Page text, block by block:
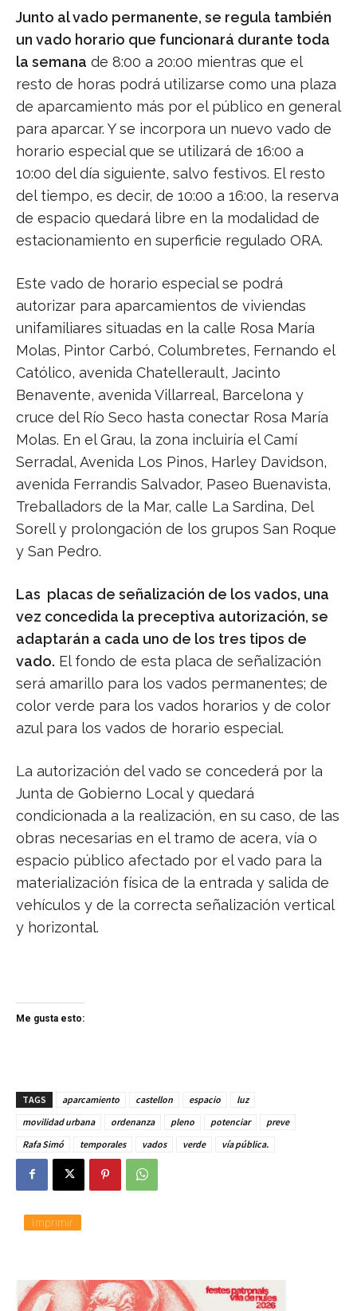
Junto al vado permanente, se regula también
un vado horario que funcionará durante toda
la semana de 8:00 a 20:00 mientras que el
resto de horas podrá utilizarse como una plaza
de aparcamiento más por el público en general
para aparcar. Y se incorpora un nuevo vado de
horario especial que se utilizará de 16:00 a
10:00 del día siguiente, salvo festivos. El resto
del tiempo, es decir, de 10:00 a 16:00, la reserva
de espacio quedará libre en la modalidad de
estacionamiento en superficie regulado ORA.
Este vado de horario especial se podrá
autorizar para aparcamientos de viviendas
unifamiliares situadas en la calle Rosa María
Molas, Pintor Carbó, Columbretes, Fernando el
Católico, avenida Chatellerault, Jacinto
Benavente, avenida Villarreal, Barcelona y
cruce del Río Seco hasta conectar Rosa María
Molas. En el Grau, la zona incluiría el Camí
Serradal, Avenida Los Pinos, Harley Davidson,
avenida Ferrandis Salvador, Paseo Buenavista,
Treballadors de la Mar, calle La Sardina, Del
Sorell y prolongación de los grupos San Roque
y San Pedro.
Las placas de señalización de los vados, una
vez concedida la preceptiva autorización, se
adaptarán a cada uno de los tres tipos de
vado. El fondo de esta placa de señalización
será amarillo para los vados permanentes; de
color verde para los vados horarios y de color
azul para los vados de horario especial.
La autorización del vado se concederá por la
Junta de Gobierno Local y quedará
condicionada a la realización, en su caso, de las
obras necesarias en el tramo de acera, vía o
espacio público afectado por el vado para la
materialización física de la entrada y salida de
vehículos y de la correcta señalización vertical
y horizontal.
Me gusta esto:
TAGS aparcamiento castellon espacio
luz
movilidad urbana
ordenanza pleno potenciar
preve
Rafa Simó
temporales vados verde vía pública.
Imprimir